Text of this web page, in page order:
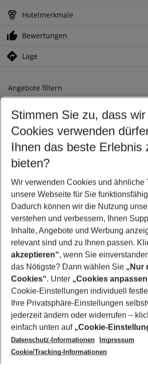
Hotelmerkmale
Bewertungen
Lage
Angebote filtern
Ändern Sie Ihre Kriterien nach Ihren
Abflughafen wählen
Beliebiger Abflughafen
Reisezeitraum wählen
11.08.26– 09.08.27 5-8 Nächte
2 Erwachsene Keine Kinder
Mehr Filter anzeigen
Footer
Footer navigation
Über uns
AGB
Cookie-Einstellungen ändern
Cookie-Richtlinie
Datenschutz
Service & Hilfe
Barrierefreies Reisen
Check-in
Folgen Sie uns
Stimmen Sie zu, dass wir
Cookies verwenden
Ihnen das beste Erlebnis
bieten?
Wir verwenden Cookies und ähnliche
unsere Webseite für Sie
Dadurch können wir die Nutzung
verstehen und verbessern, Ihnen
Inhalte, Angebote und Werbung
relevant sind und zu Ihnen passen.
akzeptieren“, wenn Sie
das Nötigste? Dann wählen Sie „Nur
Cookies“. Unter „Cookies
Cookie-Einstellungen individuell
Ihre Privatsphäre-Einstellungen
jederzeit ändern oder widerrufen –
einfach unten auf „Cookie-
Datenschutz-Informationen
Impressum
Cookie/Tracking-Informationen